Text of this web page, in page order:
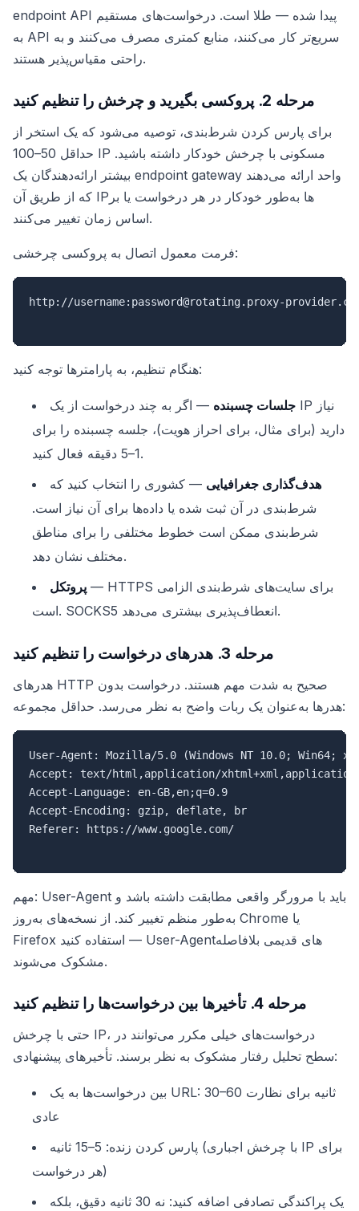
endpoint API پیدا شده — طلا است. درخواست‌های مستقیم
به API سریع‌تر کار می‌کنند، منابع کمتری مصرف می‌کنند و به
راحتی مقیاس‌پذیر هستند.
مرحله 2. پروکسی بگیرید و چرخش را تنظیم کنید
برای پارس کردن شرط‌بندی، توصیه می‌شود که یک استخر از
حداقل 50–100 IP مسکونی با چرخش خودکار داشته باشید.
بیشتر ارائه‌دهندگان یک endpoint gateway واحد ارائه می‌دهند
که از طریق آن IPها به‌طور خودکار در هر درخواست یا بر
اساس زمان تغییر می‌کنند.
فرمت معمول اتصال به پروکسی چرخشی:
http://username:password@rotating.proxy-
هنگام تنظیم، به پارامترها توجه کنید:
جلسات چسبنده — اگر به چند درخواست از یک IP نیاز
دارید (برای مثال، برای احراز هویت)، جلسه چسبنده را برای
1–5 دقیقه فعال کنید.
هدف‌گذاری جغرافیایی — کشوری را انتخاب کنید که
شرط‌بندی در آن ثبت شده یا داده‌ها برای آن نیاز است.
شرط‌بندی ممکن است خطوط مختلفی را برای مناطق
مختلف نشان دهد.
پروتکل — HTTPS برای سایت‌های شرط‌بندی الزامی
است. SOCKS5 انعطاف‌پذیری بیشتری می‌دهد.
مرحله 3. هدرهای درخواست را تنظیم کنید
هدرهای HTTP صحیح به شدت مهم هستند. درخواست بدون
هدرها به‌عنوان یک ربات واضح به نظر می‌رسد. حداقل مجموعه:
User-Agent: Mozilla/5.0 (Windows NT 10.0; Win64;
Accept: text/html,application/
Accept-Language: en-GB,en;q=0.9
Accept-Encoding: gzip, deflate, br
Referer: https://www.google.com/
مهم: User-Agent باید با مرورگر واقعی مطابقت داشته باشد و
به‌طور منظم تغییر کند. از نسخه‌های به‌روز Chrome یا
Firefox استفاده کنید — User-Agent‌های قدیمی بلافاصله
مشکوک می‌شوند.
مرحله 4. تأخیرها بین درخواست‌ها را تنظیم کنید
حتی با چرخش IP، درخواست‌های خیلی مکرر می‌توانند در
سطح تحلیل رفتار مشکوک به نظر برسند. تأخیرهای پیشنهادی:
بین درخواست‌ها به یک URL: 30–60 ثانیه برای نظارت
عادی
پارس کردن زنده: 5–15 ثانیه (با چرخش اجباری IP برای
هر درخواست)
یک پراکندگی تصادفی اضافه کنید: نه 30 ثانیه دقیق، بلکه